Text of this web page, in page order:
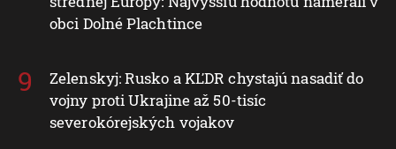
obci Dolné Plachtince
Zelenskyj: Rusko a KĽDR chystajú nasadiť do
vojny proti Ukrajine až 50-tisíc
severokórejských vojakov